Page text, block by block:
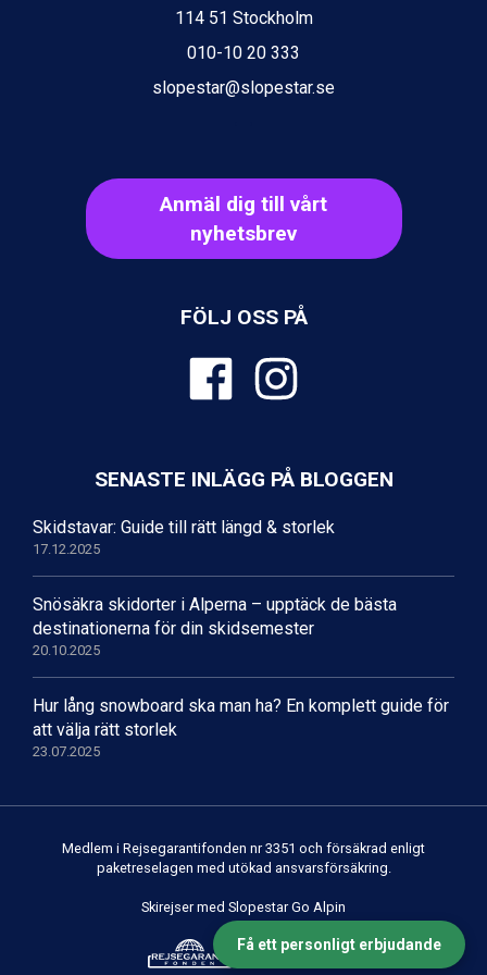
114 51 Stockholm
010-10 20 333
slopestar@slopestar.se
Anmäl dig till vårt
nyhetsbrev
FÖLJ OSS PÅ
SENASTE INLÄGG PÅ BLOGGEN
Skidstavar: Guide till rätt längd & storlek
17.12.2025
Snösäkra skidorter i Alperna – upptäck de bästa
destinationerna för din skidsemester
20.10.2025
Hur lång snowboard ska man ha? En komplett guide för
att välja rätt storlek
23.07.2025
Medlem i Rejsegarantifonden nr 3351 och försäkrad enligt
paketreselagen med utökad ansvarsförsäkring.
Skirejser med Slopestar Go Alpin
Få ett personligt erbjudande